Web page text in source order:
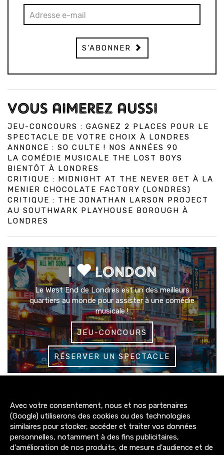
S'ABONNER
VOUS AIMEREZ AUSSI
JEU-CONCOURS : GAGNEZ 2 PLACES POUR LE
SPECTACLE DE VOTRE CHOIX À LONDRES
ANNONCE : SO CULTE ! NOS ANNÉES 90
LA COMÉDIE MUSICALE THE LOST BOYS
BIENTÔT À LONDRES
CRITIQUE : MIDNIGHT AT THE NEVER GET À LA
MENIER CHOCOLATE FACTORY (LONDRES)
CRITIQUE : THE JONATHAN LARSON PROJECT
AU SOUTHWARK PLAYHOUSE BOROUGH À
LONDRES
I LONDON
Le West End de Londres est un des meilleurs
quartiers au monde pour assister à une comédie
musicale !
JEU-CONCOURS
RÉSERVER UN SPECTACLE
3200+
abonnés
4300+
abonnés
Avec votre consentement, nous et nos partenaires
(Google) utiliserons des cookies ou des technologies
similaires pour stocker, accéder et traiter vos données
personnelles, notamment à des fins publicitaires,
d'amélioration de nos produits, de mesure d'audience et de